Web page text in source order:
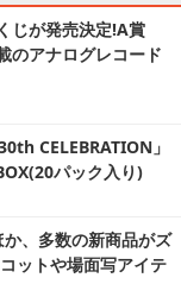
じが発売決定!A賞
のアナログレコード
CELEBRATION」
パック入り)
か、多数の新商品がズ
ットや場面写アイテ